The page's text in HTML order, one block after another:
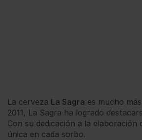
La cerveza La Sagra es mucho
2011, La Sagra ha logrado
Con su dedicación a la
única en cada sorbo.